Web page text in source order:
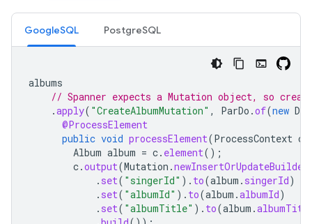
GoogleSQL PostgreSQL
albums
// Spanner expects a Mutation object, so
.apply( "CreateAlbumMutation" , ParDo .of(new
@ProcessElement
public void processElement(ProcessContext c
Album album = c. element();
c.output(Mutation .newInsertOrUpdateBuilder
. set( "singerId" ). to(album . singerId)
. set( "albumId" ). to(album .albumId)
. set( "albumTitle" ). to(album .